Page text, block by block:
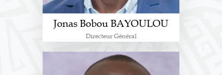
Jonas Bobou BAYOULOU
Directeur Général